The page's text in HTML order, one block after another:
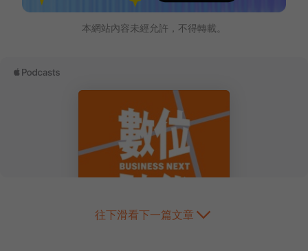
本網站內容未經允許，不得轉載。
往下滑看下一篇文章